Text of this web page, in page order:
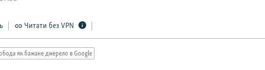
Читати без VPN
як бажане джерело в Google